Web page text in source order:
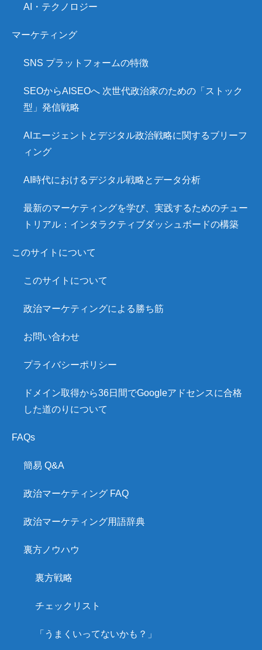
AI・テクノロジー
マーケティング
SNS プラットフォームの特徴
SEOからAISEOへ 次世代政治家のための「ストック
型」発信戦略
AIエージェントとデジタル政治戦略に関するブリーフ
ィング
AI時代におけるデジタル戦略とデータ分析
最新のマーケティングを学び、実践するためのチュー
トリアル：インタラクティブダッシュボードの構築
このサイトについて
このサイトについて
政治マーケティングによる勝ち筋
お問い合わせ
プライバシーポリシー
ドメイン取得から36日間でGoogleアドセンスに合格
した道のりについて
FAQs
簡易 Q&A
政治マーケティング FAQ
政治マーケティング用語辞典
裏方ノウハウ
裏方戦略
チェックリスト
「うまくいってないかも？」